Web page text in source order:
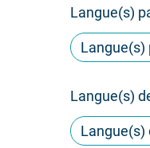
Langue(s)
Langue(s)